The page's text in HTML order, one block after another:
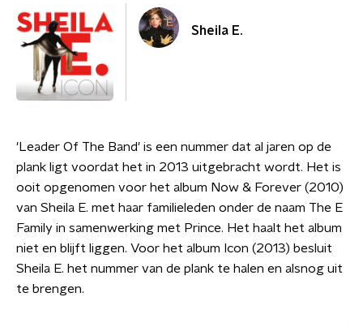
Sheila E.
'Leader Of The Band' is een nummer dat al jaren op de
plank ligt voordat het in 2013 uitgebracht wordt. Het is
ooit opgenomen voor het album Now & Forever (2010)
van Sheila E. met haar familieleden onder de naam The E
Family in samenwerking met Prince. Het haalt het album
niet en blijft liggen. Voor het album Icon (2013) besluit
Sheila E. het nummer van de plank te halen en alsnog uit
te brengen.